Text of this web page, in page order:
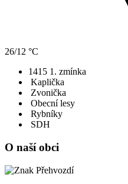
26/12 °C
1415 1. zmínka
Kaplička
Zvonička
Obecní lesy
Rybníky
SDH
O naší obci